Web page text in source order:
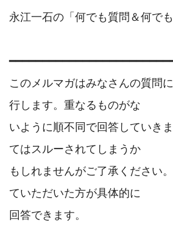
永江一石の「何でも質問＆何で
このメルマガはみなさんの質問
行します。重なるものがな
いように順不同で回答していき
てはスルーされてしまうか
もしれませんがご了承ください
ていただいた方が具体的に
回答できます。